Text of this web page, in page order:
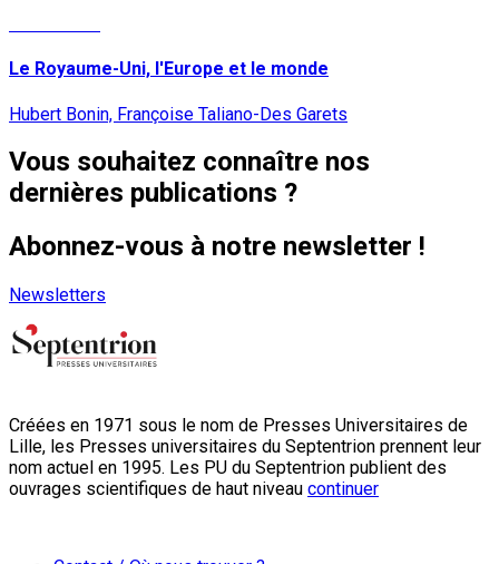
Le Royaume-Uni, l'Europe et le monde
Hubert Bonin, Françoise Taliano-Des Garets
Vous souhaitez connaître nos
dernières publications ?
Abonnez-vous à notre newsletter !
Newsletters
Créées en 1971 sous le nom de Presses Universitaires de
Lille, les Presses universitaires du Septentrion prennent leur
nom actuel en 1995. Les PU du Septentrion publient des
ouvrages scientifiques de haut niveau continuer